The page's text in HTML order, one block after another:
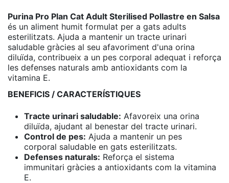
Purina Pro Plan Cat Adult Sterilised Pollastre en Salsa
és un aliment humit formulat per a gats adults
esterilitzats. Ajuda a mantenir un tracte urinari
saludable gràcies al seu afavoriment d'una orina
diluïda, contribueix a un pes corporal adequat i reforça
les defenses naturals amb antioxidants com la
vitamina E.
BENEFICIS / CARACTERÍSTIQUES
Tracte urinari saludable: Afavoreix una orina
diluïda, ajudant al benestar del tracte urinari.
Control de pes: Ajuda a mantenir un pes
corporal saludable en gats esterilitzats.
Defenses naturals: Reforça el sistema
immunitari gràcies a antioxidants com la vitamina
E.